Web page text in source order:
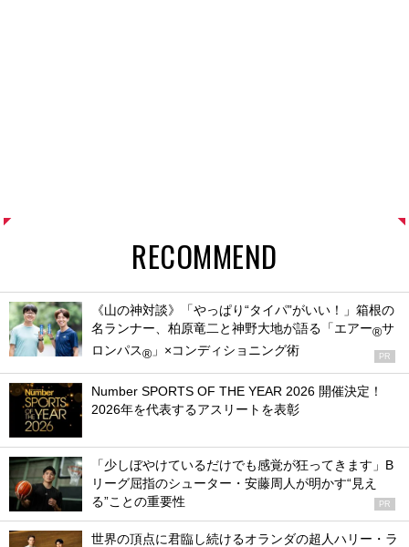
RECOMMEND
《山の神対談》「やっぱり“タイパ”がいい！」箱根の
名ランナー、柏原竜二と神野大地が語る「エアー®サ
ロンパス® 」×コンディショニング術 PR
Number SPORTS OF THE YEAR 2026 開催決定！
2026年を代表するアスリートを表彰
「少しぼやけているだけでも感覚が狂ってきます」B
リーグ屈指のシューター・安藤周人が明かす“見え
る”ことの重要性
PR
世界の頂点に君臨し続けるオランダの超人ハリー・ラ